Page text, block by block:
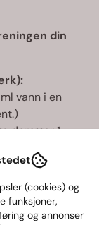
din
vann i en
deretter 1
som har
(cookies) og
funksjoner,
og annonser